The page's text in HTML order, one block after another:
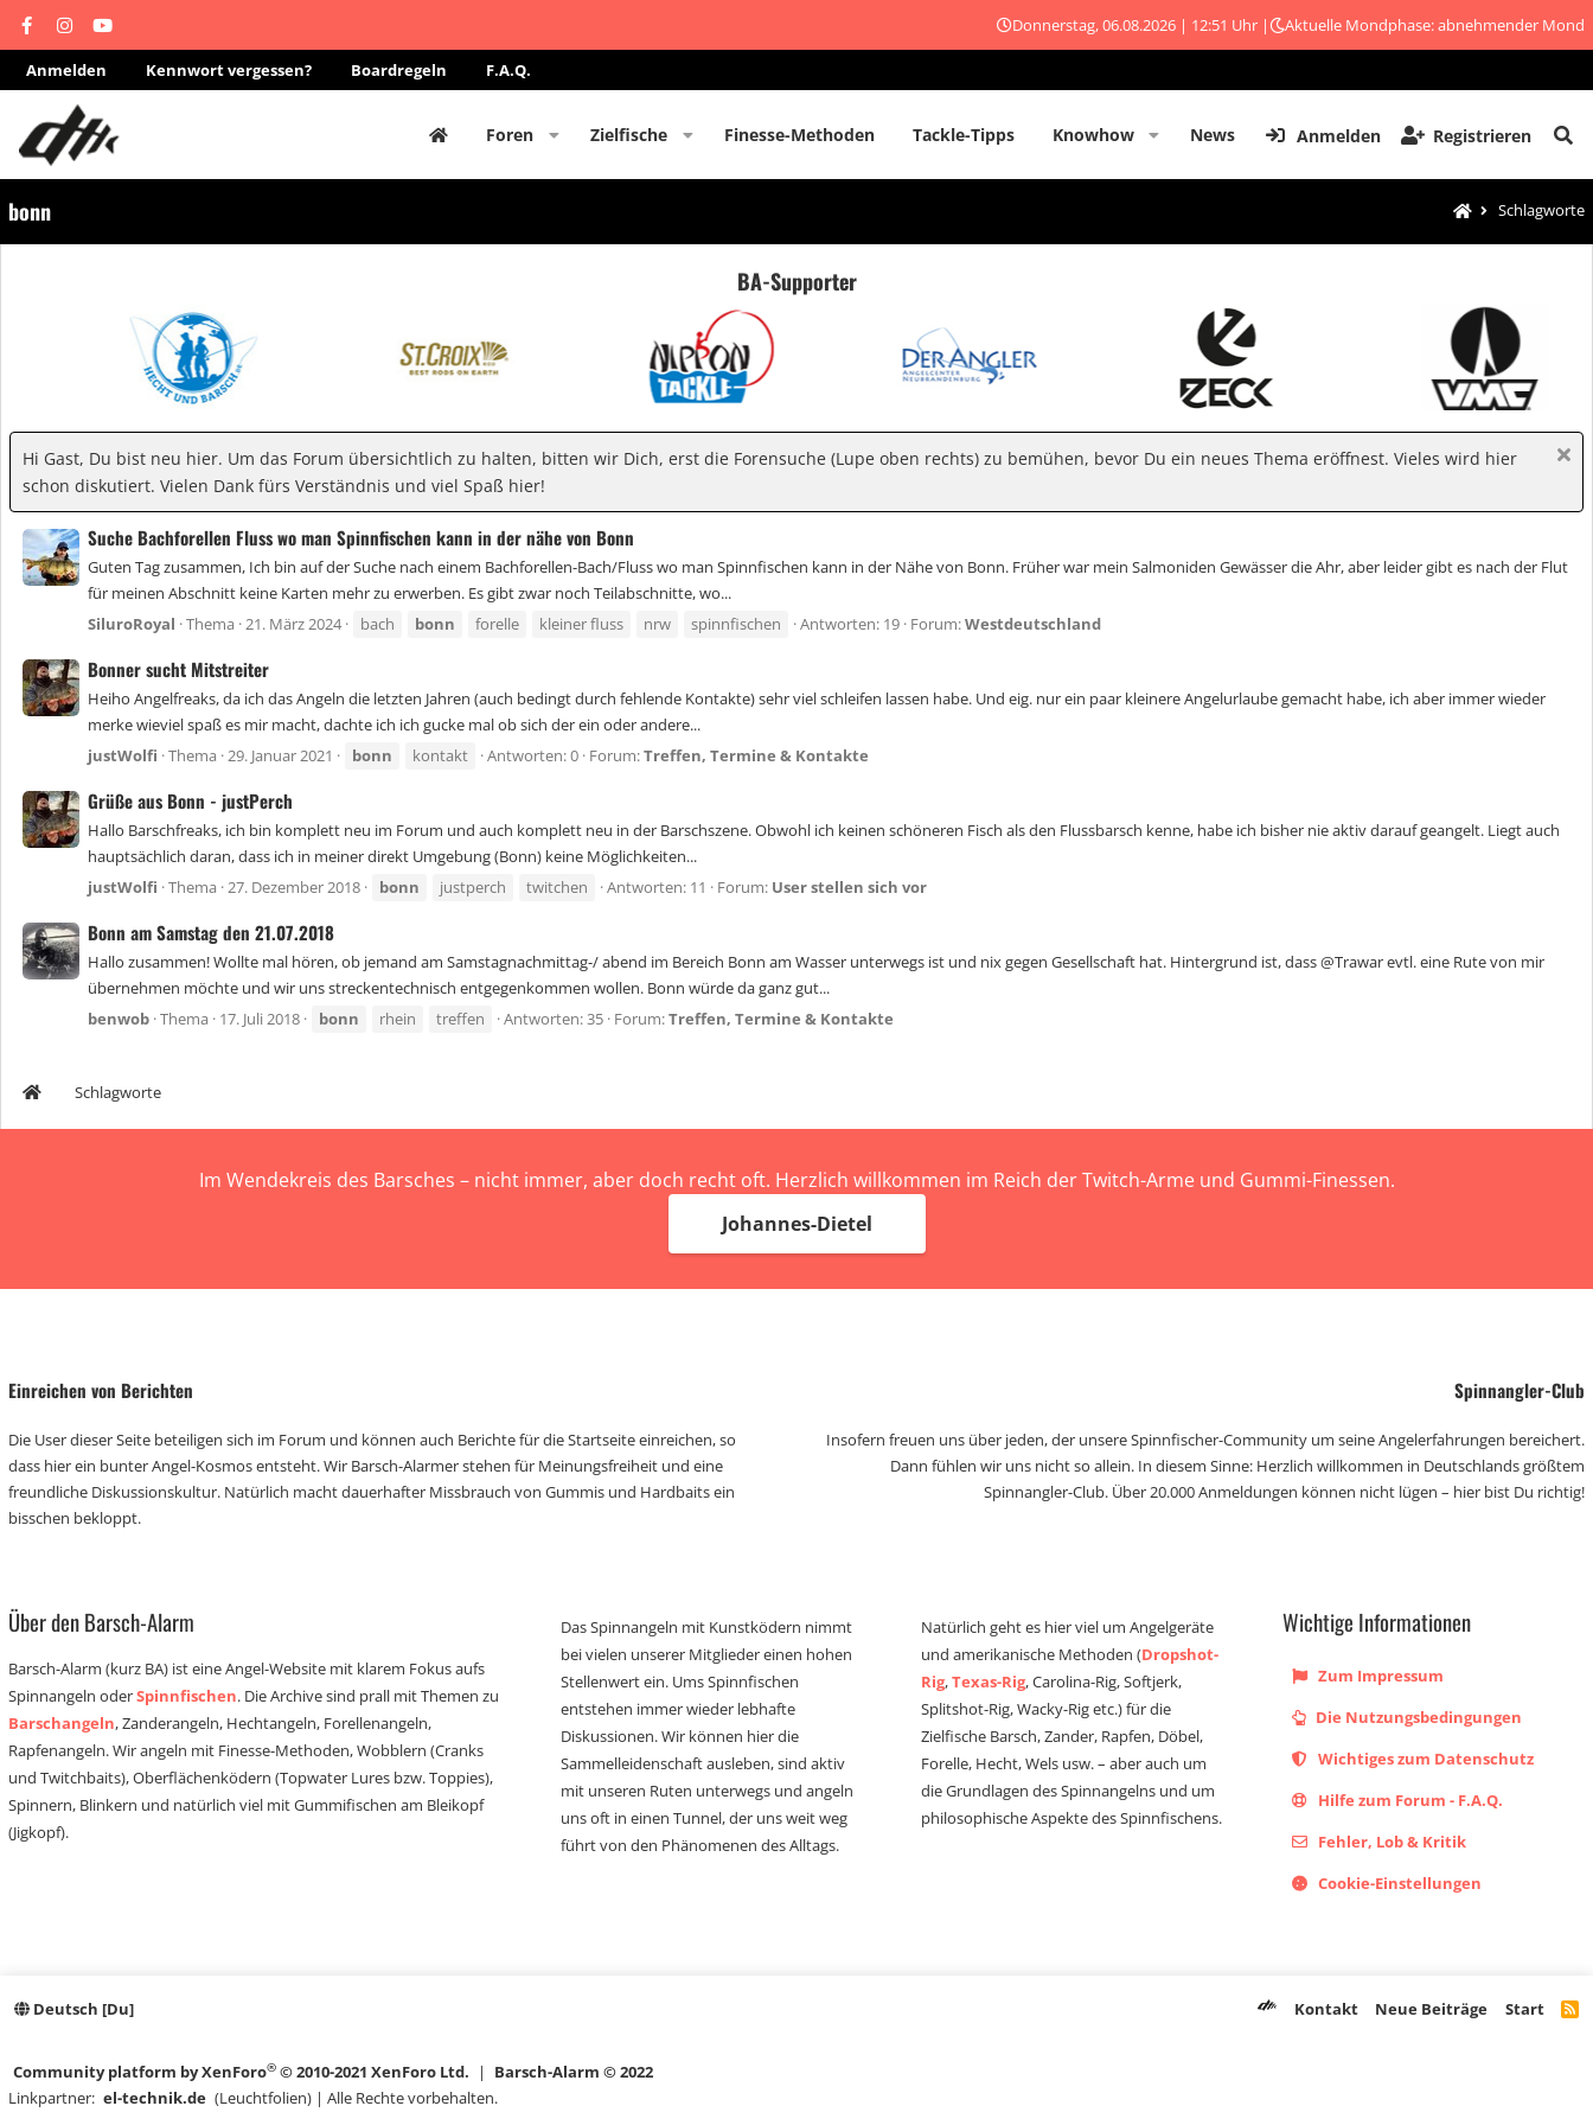
Donnerstag, 06.08.2026 | 12:51 Uhr | Aktuelle Mondphase: abnehmender Mond
Anmelden Kennwort vergessen? Boardregeln F.A.Q.
Foren Zielfische Finesse-Methoden Tackle-Tipps Knowhow News Anmelden Registrieren
bonn Schlagworte
BA-Supporter
Hi Gast, Du bist neu hier. Um das Forum übersichtlich zu halten, bitten wir Dich, erst die Forensuche (Lupe oben rechts) zu bemühen, bevor Du ein neues Thema eröffnest. Vieles wird hier
schon diskutiert. Vielen Dank fürs Verständnis und viel Spaß hier!
Suche Bachforellen Fluss wo man Spinnfischen kann in der nähe von Bonn
Guten Tag zusammen, Ich bin auf der Suche nach einem Bachforellen-Bach/Fluss wo man Spinnfischen kann in der Nähe von Bonn. Früher war mein Salmoniden Gewässer die Ahr, aber leider gibt es nach der Flut
für meinen Abschnitt keine Karten mehr zu erwerben. Es gibt zwar noch Teilabschnitte, wo...
SiluroRoyal Thema 21. März 2024 bach bonn forelle kleiner fluss nrw spinnfischen Antworten: 19 Forum:Westdeutschland
Bonner sucht Mitstreiter
Heiho Angelfreaks, da ich das Angeln die letzten Jahren (auch bedingt durch fehlende Kontakte) sehr viel schleifen lassen habe. Und eig. nur ein paar kleinere Angelurlaube gemacht habe, ich aber immer wieder
merke wieviel spaß es mir macht, dachte ich ich gucke mal ob sich der ein oder andere...
justWolfi Thema 29. Januar 2021 bonn kontakt Antworten: 0 Forum:Treffen, Termine & Kontakte
Grüße aus Bonn - justPerch
Hallo Barschfreaks, ich bin komplett neu im Forum und auch komplett neu in der Barschszene. Obwohl ich keinen schöneren Fisch als den Flussbarsch kenne, habe ich bisher nie aktiv darauf geangelt. Liegt auch
hauptsächlich daran, dass ich in meiner direkt Umgebung (Bonn) keine Möglichkeiten...
justWolfi Thema 27. Dezember 2018 bonn justperch twitchen Antworten: 11 Forum: User stellen sich vor
Bonn am Samstag den 21.07.2018
Hallo zusammen! Wollte mal hören, ob jemand am Samstagnachmittag-/ abend im Bereich Bonn am Wasser unterwegs ist und nix gegen Gesellschaft hat. Hintergrund ist, dass @Trawar evtl. eine Rute von mir
übernehmen möchte und wir uns streckentechnisch entgegenkommen wollen. Bonn würde da ganz gut...
benwob Thema 17. Juli 2018 bonn rhein treffen Antworten: 35 Forum:Treffen, Termine & Kontakte
Schlagworte
Im Wendekreis des Barsches – nicht immer, aber doch recht oft. Herzlich willkommen im Reich der Twitch-Arme und Gummi-Finessen.
Johannes-Dietel
Einreichen von Berichten
Die User dieser Seite beteiligen sich im Forum und können auch Berichte für die Startseite einreichen, so
dass hier ein bunter Angel-Kosmos entsteht. Wir Barsch-Alarmer stehen für Meinungsfreiheit und eine
freundliche Diskussionskultur. Natürlich macht dauerhafter Missbrauch von Gummis und Hardbaits ein
bisschen bekloppt.
Spinnangler-Club
Insofern freuen uns über jeden, der unsere Spinnfischer-Community um seine Angelerfahrungen bereichert.
Dann fühlen wir uns nicht so allein. In diesem Sinne: Herzlich willkommen in Deutschlands größtem
Spinnangler-Club. Über 20.000 Anmeldungen können nicht lügen – hier bist Du richtig!
Über den Barsch-Alarm
Barsch-Alarm (kurz BA) ist eine Angel-Website mit klarem Fokus aufs
Spinnangeln oderSpinnfischen. Die Archive sind prall mit Themen zu
Barschangeln, Zanderangeln, Hechtangeln, Forellenangeln,
Rapfenangeln. Wir angeln mit Finesse-Methoden, Wobblern (Cranks
und Twitchbaits), Oberflächenködern (Topwater Lures bzw. Toppies),
Spinnern, Blinkern und natürlich viel mit Gummifischen am Bleikopf
(Jigkopf).
Das Spinnangeln mit Kunstködern nimmt
bei vielen unserer Mitglieder einen hohen
Stellenwert ein. Ums Spinnfischen
entstehen immer wieder lebhafte
Diskussionen. Wir können hier die
Sammelleidenschaft ausleben, sind aktiv
mit unseren Ruten unterwegs und angeln
uns oft in einen Tunnel, der uns weit weg
führt von den Phänomenen des Alltags.
Natürlich geht es hier viel um Angelgeräte
und amerikanische Methoden (Dropshot-
Rig,Texas-Rig, Carolina-Rig, Softjerk,
Splitshot-Rig, Wacky-Rig etc.) für die
Zielfische Barsch, Zander, Rapfen, Döbel,
Forelle, Hecht, Wels usw. – aber auch um
die Grundlagen des Spinnangelns und um
philosophische Aspekte des Spinnfischens.
Wichtige Informationen
Zum Impressum
Die Nutzungsbedingungen
Wichtiges zum Datenschutz
Hilfe zum Forum - F.A.Q.
Fehler, Lob & Kritik
Cookie-Einstellungen
Deutsch [Du] Kontakt Neue Beiträge Start
R
Community platform by XenForo® © 2010-2021 XenForo Ltd. |
Barsch-Alarm © 2022
Linkpartner: el-technik.de (Leuchtfolien) | Alle Rechte vorbehalten.